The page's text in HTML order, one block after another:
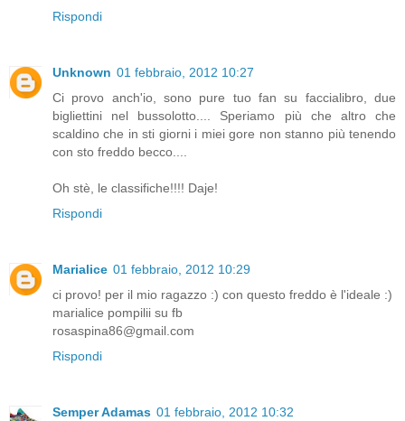
Rispondi
Unknown 01 febbraio, 2012 10:27
Ci provo anch'io, sono pure tuo fan su faccialibro, due
bigliettini nel bussolotto.... Speriamo più che altro che
scaldino che in sti giorni i miei gore non stanno più tenendo
con sto freddo becco....
Oh stè, le classifiche!!!! Daje!
Rispondi
Marialice 01 febbraio, 2012 10:29
ci provo! per il mio ragazzo :) con questo freddo è l'ideale :)
marialice pompilii su fb
rosaspina86@gmail.com
Rispondi
Semper Adamas 01 febbraio, 2012 10:32